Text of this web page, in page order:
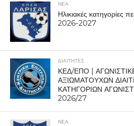
ΝΕΑ
Ηλικιακές κατηγορίες
2026-2027
ΔΙΑΙΤΗΤΕΣ
ΚΕΔ/ΕΠΟ |
ΑΞΙΩΜΑΤΟΥΧΩΝ
ΚΑΤΗΓΟΡΙΩΝ
2026/27
ΝΕΑ